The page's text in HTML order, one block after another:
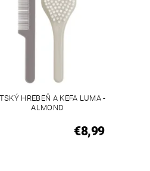
HREBEŇ A KEFA LUMA -
ALMOND
€8,99